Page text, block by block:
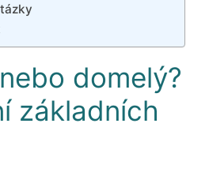
domelý?
základních